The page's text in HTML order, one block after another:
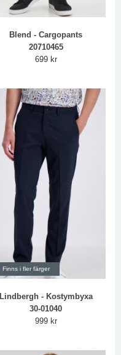
Blend - Cargopants
20710465
699 kr
Finns i fler färger
Lindbergh - Kostymbyxa
30-01040
999 kr